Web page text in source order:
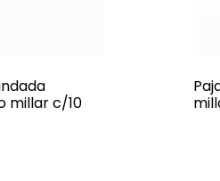
millar c/10